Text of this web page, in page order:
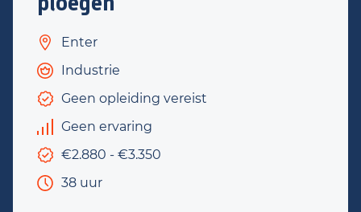
Enter
Industrie
Geen opleiding vereist
Geen ervaring
€2.880 - €3.350
38 uur